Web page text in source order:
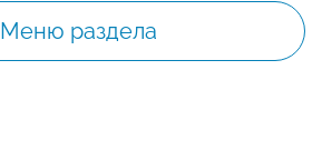
Меню раздела